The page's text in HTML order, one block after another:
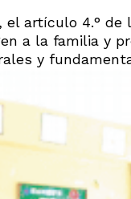
el artículo 4.°
a la familia y
y